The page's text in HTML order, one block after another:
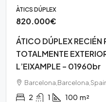
ÀTICS DÚPLEX
820.000€
ÁTICO DÚPLEX RECIÉN
TOTALMENTE
L’EIXAMPLE – 01960br
2 1 100 m²